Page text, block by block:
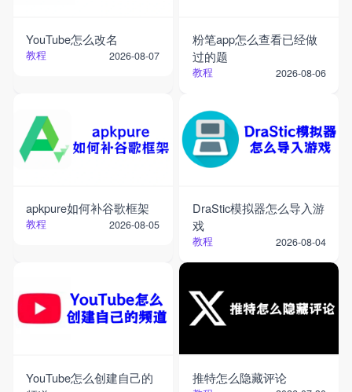
YouTube怎么改名
教程 2026-08-07
粉笔app怎么查看已经做
过的题
教程 2026-08-06
apkpure如何补谷歌框架
教程 2026-08-05
DraStic模拟器怎么导入游
戏
教程 2026-08-04
YouTube怎么创建自己的
推特怎么隐藏评论